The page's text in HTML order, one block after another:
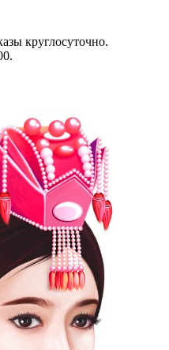
круглосуточно.